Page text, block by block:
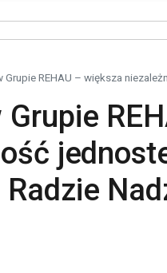
Grupie REHAU – większa